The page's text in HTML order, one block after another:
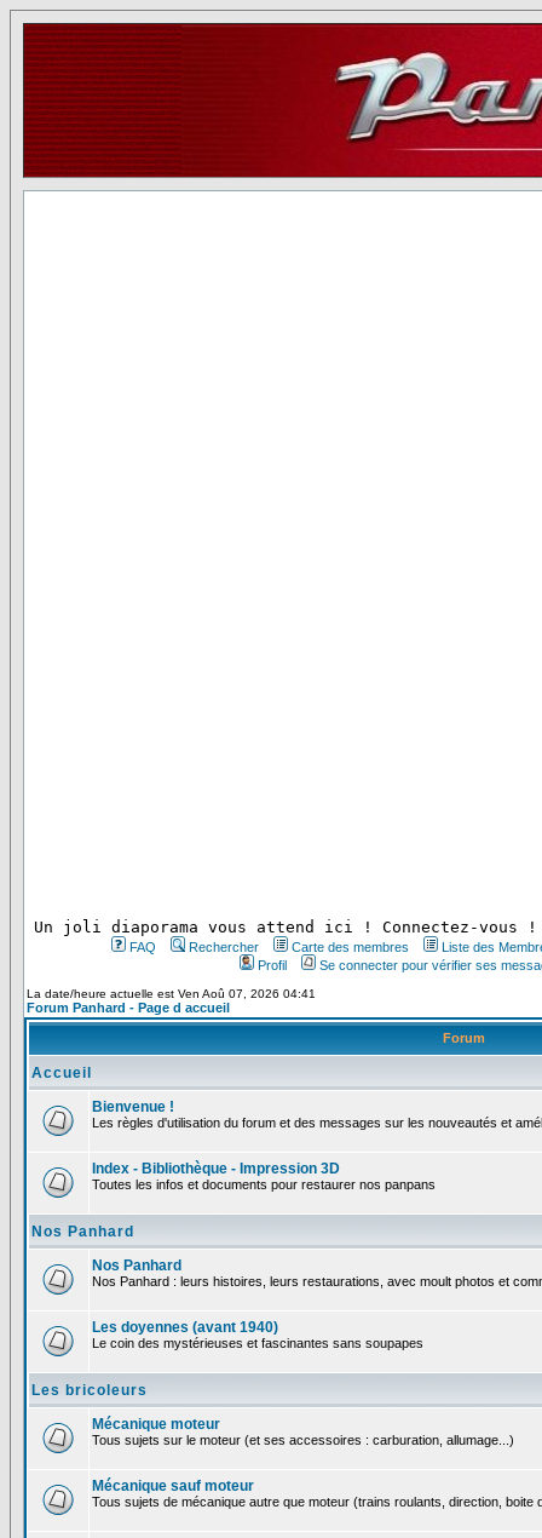
Un joli diaporama vous attend ici ! Connectez-vous !
FAQ Rechercher Carte des membres
Liste des
Profil
Se connecter pour vérifier ses
La date/heure actuelle est Ven Aoû 07, 2026 04:41
Forum Panhard - Page d accueil
Forum
Accueil
Bienvenue !
Les règles d'utilisation du forum et des messages sur les nouveautés et
Index - Bibliothèque - Impression 3D
Toutes les infos et documents pour restaurer nos panpans
Nos Panhard
Nos Panhard
Nos Panhard : leurs histoires, leurs restaurations, avec moult photos et
Les doyennes (avant 1940)
Le coin des mystérieuses et fascinantes sans soupapes
Les bricoleurs
Mécanique moteur
Tous sujets sur le moteur (et ses accessoires : carburation, allumage...)
Mécanique sauf moteur
Tous sujets de mécanique autre que moteur (trains roulants, direction, boite